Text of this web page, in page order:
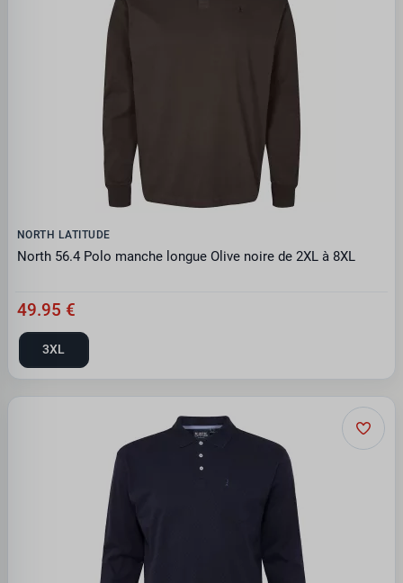
NORTH LATITUDE
North 56.4 Polo manche longue Olive noire de 2XL à 8XL
49.95 €
3XL